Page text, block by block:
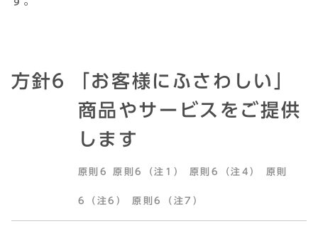
方針6
｢お客様にふさわしい」
商品やサービスをご提供
します
原則6 原則6（注1） 原則6（注4） 原則
6（注6） 原則6（注7）